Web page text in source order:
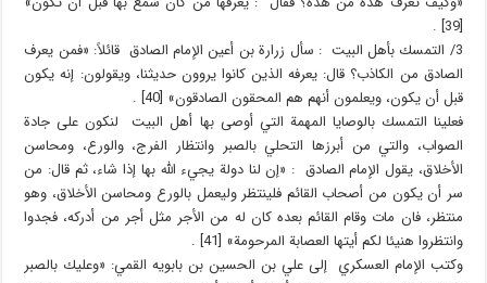
[39] .
3/ التمسك بأهل البيت : سأل زرارة بن أعين الإمام الصادق قائلاً: «فمن يعرف
الصادق من الكاذب؟ قال: يعرفه الذين كانوا يروون حديثنا، ويقولون: إنه يكون
قبل أن يكون، ويعلمون أنهم هم المحقون الصادقون» [40] .
فعلينا التمسك بالوصايا المهمة التي أوصى بها أهل البيت لنكون على جادة
الصواب، والتي من أبرزها التحلي بالصبر وانتظار الفرج، والورع، ومحاسن
الأخلاق، يقول الإمام الصادق : «إن لنا دولة يجيء الله بها إذا شاء، ثم قال: من
سر أن يكون من أصحاب القائم فلينتظر وليعمل بالورع ومحاسن الأخلاق، وهو
منتظر، فان مات وقام القائم بعده كان له من الأجر مثل أجر من أدركه، فجدوا
وانتظروا هنيئا لكم أيتها العصابة المرحومة» [41] .
وكتب الإمام العسكري إلى علي بن الحسين بن بابويه القمي: «وعليك بالصبر